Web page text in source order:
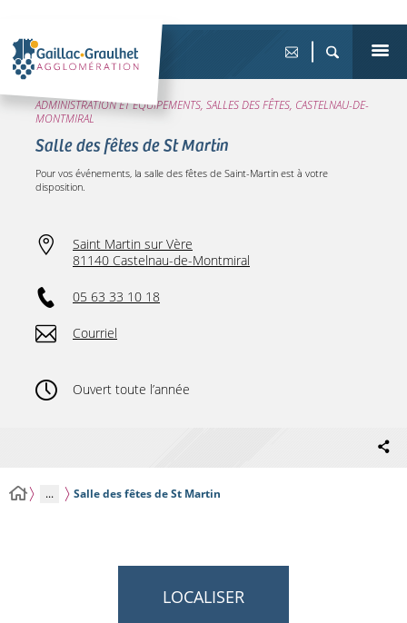
ADMINISTRATION ET ÉQUIPEMENTS, SALLES DES FÊTES, CASTELNAU-DE-
MONTMIRAL
Salle des fêtes de St Martin
Pour vos événements, la salle des fêtes de Saint-Martin est à votre
disposition.
Saint Martin sur Vère
81140 Castelnau-de-Montmiral
05 63 33 10 18
Courriel
Ouvert toute l’année
... Salle des fêtes de St Martin
LOCALISER